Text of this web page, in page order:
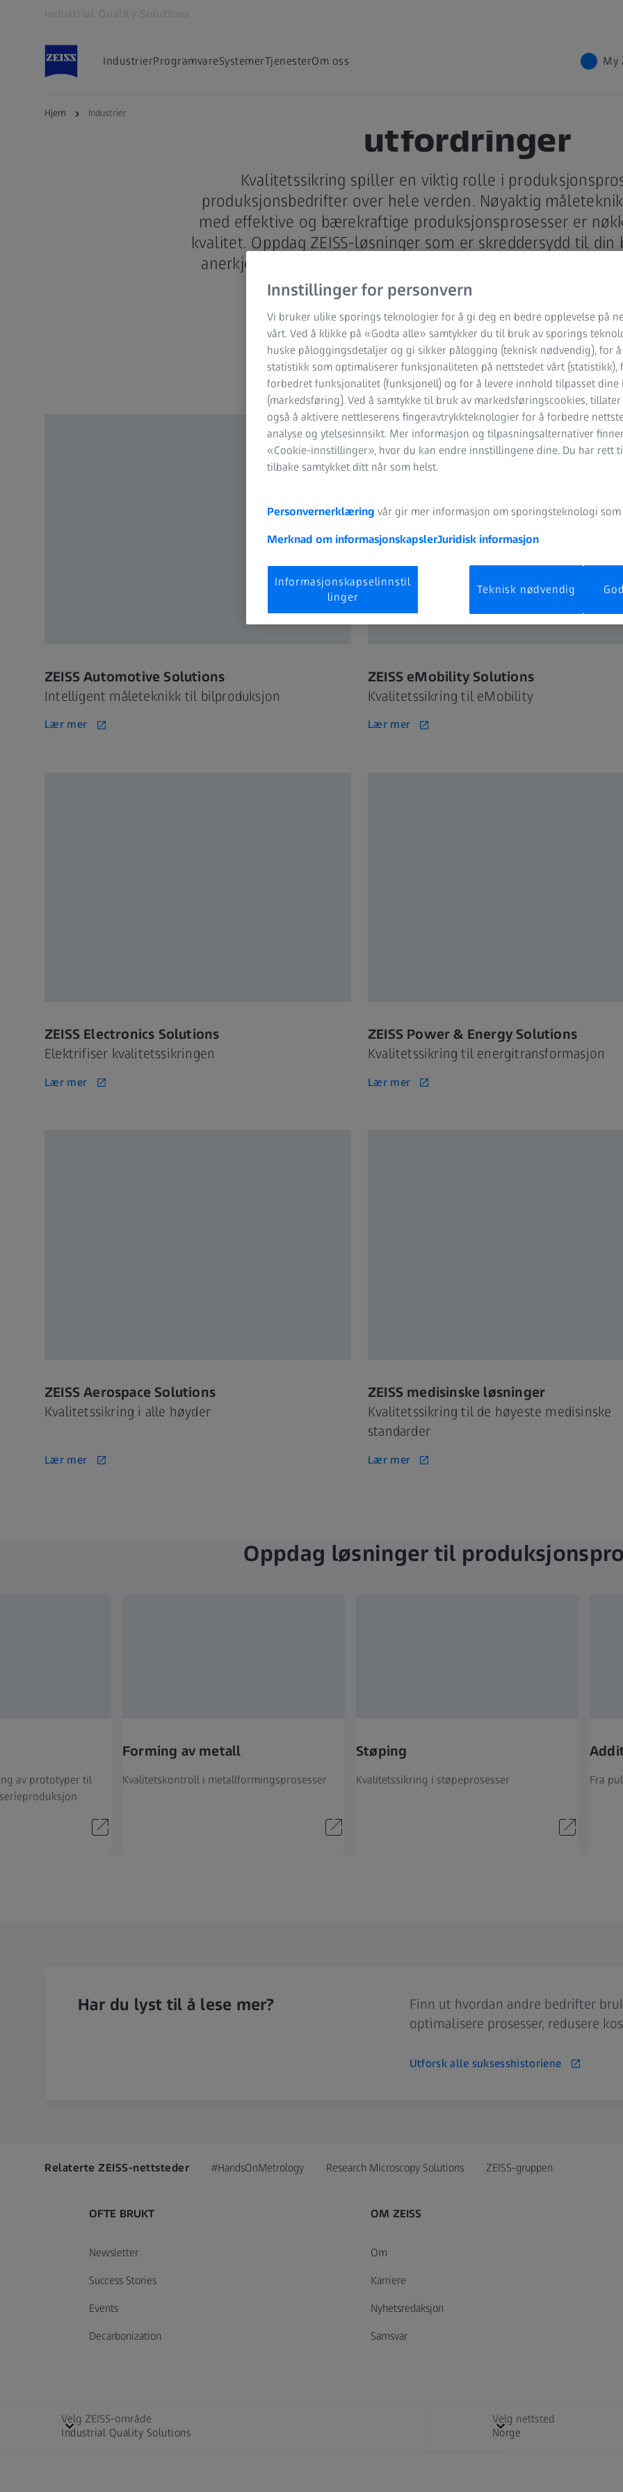
IndustrierProgramvareSystemerTjenesterOm oss My
Hjem Industrier
utfordringer
Kvalitetssikring spiller en viktig rolle i
produksjonsbedrifter over hele verden. Nøyaktig
med effektive og bærekraftige produksjonsprosesser er
kvalitet. Oppdag ZEISS-løsninger som er skreddersydd til
anerkjente globale kunder hvordan de bruker ZEISS
programvare til bedre kvalitetssikring.
Utforsk bruksområdet ditt
ZEISS Automotive Solutions
Intelligent måleteknikk til bilproduksjon
Lær mer
ZEISS eMobility Solutions
Kvalitetssikring til eMobility
Lær mer
ZEISS Electronics Solutions
Elektrifiser kvalitetssikringen
Lær mer
ZEISS Power & Energy Solutions
Kvalitetssikring til energitransformasjon
Lær mer
ZEISS Aerospace Solutions
Kvalitetssikring i alle høyder
Lær mer
ZEISS medisinske løsninger
Kvalitetssikring til de høyeste medisinske
standarder
Lær mer
Oppdag løsninger til
av prototyper til
Forming av metall
Kvalitetskontroll i metallformingsprosesser
Støping
Kvalitetssikring i støpeprosesser Fra
Har du lyst til å lese mer?
Finn ut hvordan andre bedrifter
optimalisere prosesser, redusere
Utforsk alle suksesshistoriene
Relaterte ZEISS-nettsteder #HandsOnMetrology Research Microscopy Solutions ZEISS-gruppen
OFTE BRUKT
Newsletter
Success Stories
Events
Decarbonization
OM ZEISS
Om
Karriere
Nyhetsredaksjon
Samsvar
Velg ZEISS-område
Industrial Quality Solutions
Velg nettsted
Norge
Innstillinger for personvern
Vi bruker ulike sporings teknologier for å gi deg en bedre opplevelse på
vårt. Ved å klikke på «Godta alle» samtykker du til bruk av sporings
huske påloggingsdetaljer og gi sikker pålogging (teknisk nødvendig), for
statistikk som optimaliserer funksjonaliteten på nettstedet vårt (statistikk),
forbedret funksjonalitet (funksjonell) og for å levere innhold tilpasset dine
(markedsføring). Ved å samtykke til bruk av markedsføringscookies, tillater
også å aktivere nettleserens fingeravtrykkteknologier for å forbedre
analyse og ytelsesinnsikt. Mer informasjon og tilpasningsalternativer
«Cookie-innstillinger», hvor du kan endre innstillingene dine. Du har rett
tilbake samtykket ditt når som helst.
Personvernerklæring vår gir mer informasjon om sporingsteknologi som
Merknad om informasjonskapslerJuridisk informasjon
Informasjonskapselinnstil
linger
Teknisk nødvendig